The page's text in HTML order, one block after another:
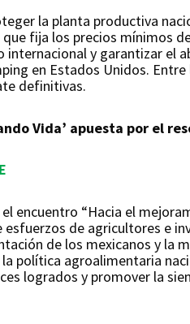
la planta productiva
que fija los precios mínimos
internacional y garantizar el
en Estados Unidos.
definitivas.
Vida’ apuesta por el
encuentro “Hacia el
esfuerzos de agricultores e
de los mexicanos y la
la política agroalimentaria
logrados y promover la